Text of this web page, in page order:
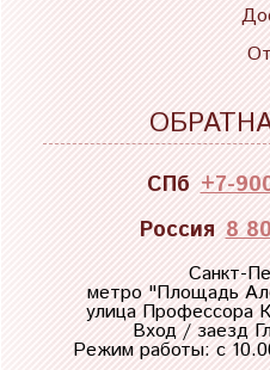
СПб +7-
Россия 8
Санкт-
метро "Площадь
улица Профессора
Вход / заезд
Режим работы: с